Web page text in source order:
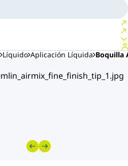
Líquido Aplicación Líquida Boquilla